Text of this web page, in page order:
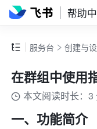
帮助
服务台 创建与
在群组中使用
本文阅读时长：3
一、功能简介